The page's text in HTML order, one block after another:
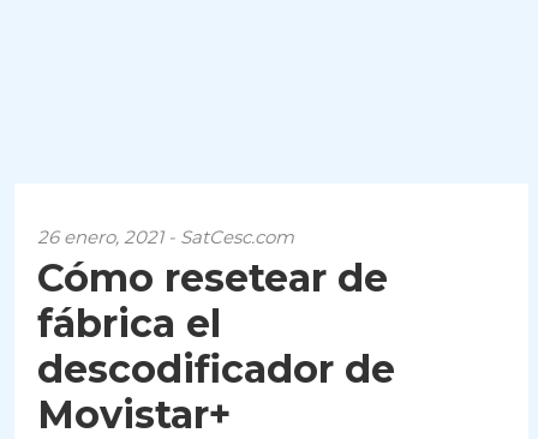
26 enero, 2021 - SatCesc.com
Cómo resetear de
fábrica el
descodificador de
Movistar+